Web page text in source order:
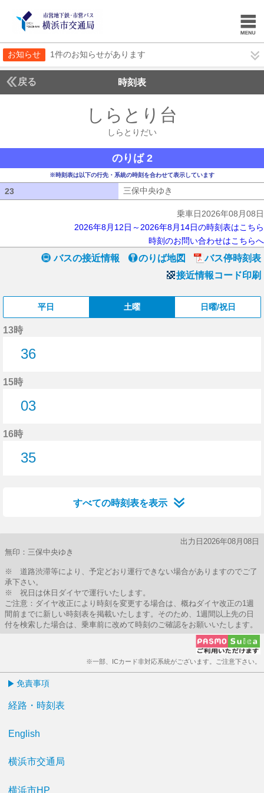
お知らせ 1件のお知らせがあります
戻る 時刻表
しらとり台
しらとりだい
のりば 2
※時刻表は以下の行先・系統の時刻を合わせて表示しています
23 三保中央ゆき
乗車日2026年08月08日
2026年8月12日～2026年8月14日の時刻表はこちら
時刻のお問い合わせはこちらへ
バスの接近情報 のりば地図
バス停時刻表
接近情報コード印刷
平日 土曜 日曜/祝日
13時
36
15時
03
16時
35
すべての時刻表を表示
出力日2026年08月08日
無印：三保中央ゆき
※ 道路渋滞等により、予定どおり運行できない場合がありますのでご了
承下さい。
※ 祝日は休日ダイヤで運行いたします。
ご注意：ダイヤ改正により時刻を変更する場合は、概ねダイヤ改正の1週
間前までに新しい時刻表を掲載いたします。そのため、1週間以上先の日
付を検索した場合は、乗車前に改めて時刻のご確認をお願いいたします。
※一部、ICカード非対応系統がございます。ご注意下さい。
免責事項
経路・時刻表
English
横浜市交通局
横浜市HP